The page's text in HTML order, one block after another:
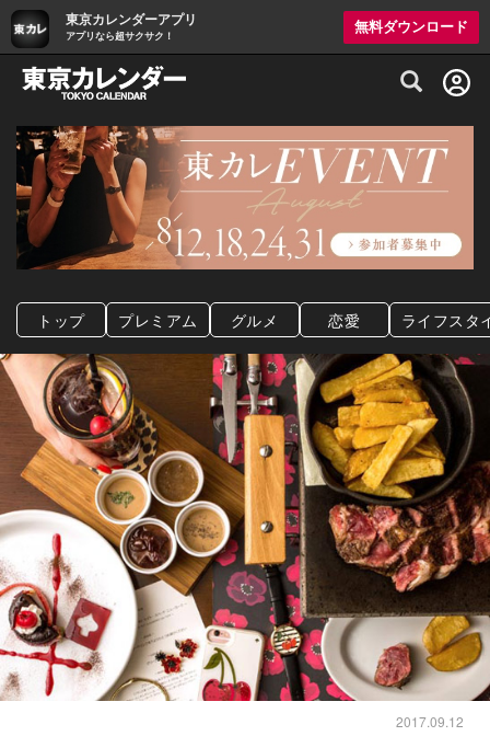
東京カレンダーアプリ
アプリなら超サクサク！
無料ダウンロード
グルメ情報・プレミアムレストラン予約
トップ プレミアム グルメ 恋愛 ライフスタ
2017.09.12